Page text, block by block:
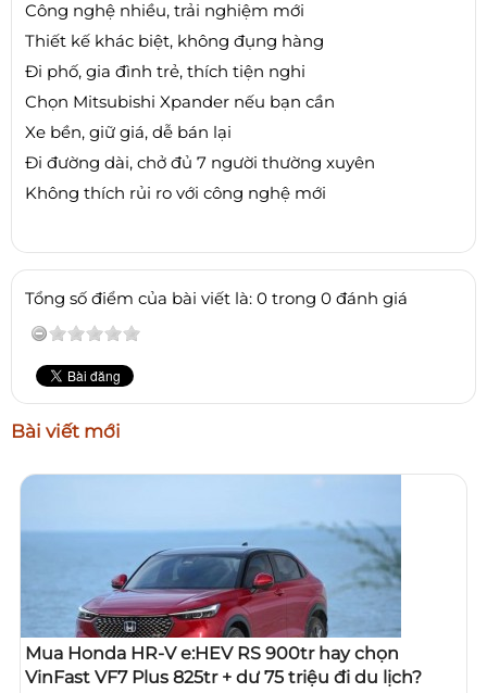
Công nghệ nhiều, trải nghiệm mới
Thiết kế khác biệt, không đụng hàng
Đi phố, gia đình trẻ, thích tiện nghi
Chọn Mitsubishi Xpander nếu bạn cần
Xe bền, giữ giá, dễ bán lại
Đi đường dài, chở đủ 7 người thường xuyên
Không thích rủi ro với công nghệ mới
Tổng số điểm của bài viết là: 0 trong 0 đánh giá
Bài viết mới
Mua Honda HR-V e:HEV RS 900tr hay chọn
VinFast VF7 Plus 825tr + dư 75 triệu đi du lịch?